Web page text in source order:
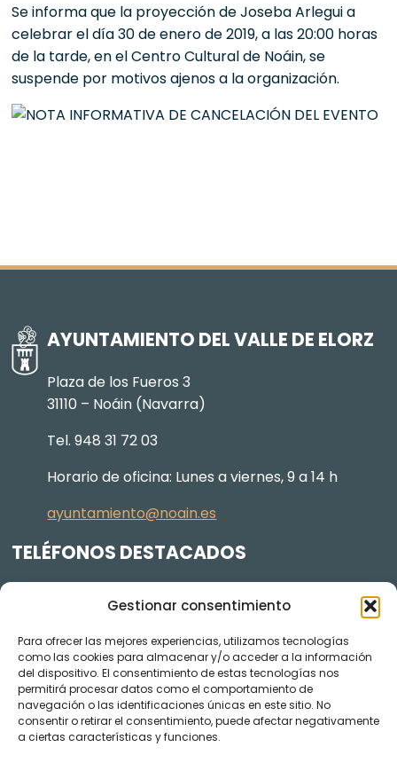
Gestionar consentimiento
Para ofrecer las mejores experiencias, utilizamos tecnologías
como las cookies para almacenar y/o acceder a la información
del dispositivo. El consentimiento de estas tecnologías nos
permitirá procesar datos como el comportamiento de
navegación o las identificaciones únicas en este sitio. No
consentir o retirar el consentimiento, puede afectar negativamente
a ciertas características y funciones.
Se informa que la proyección de Joseba Arlegui a
celebrar el día 30 de enero de 2019, a las 20:00 horas
de la tarde, en el Centro Cultural de Noáin, se
suspende por motivos ajenos a la organización.
AYUNTAMIENTO DEL VALLE DE ELORZ
Plaza de los Fueros 3
31110 – Noáin (Navarra)
Tel. 948 31 72 03
Horario de oficina: Lunes a viernes, 9 a 14 h
ayuntamiento@noain.es
TELÉFONOS DESTACADOS
605 834 045
948 368 156
Jardinería y Agenda Local 2030
948 074 848
TRANSPARENCIA
Videos de los plenos en YouTube